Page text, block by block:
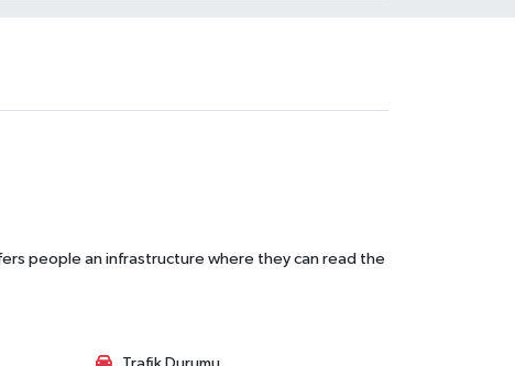
people an infrastructure where they can read the
Trafik Durumu